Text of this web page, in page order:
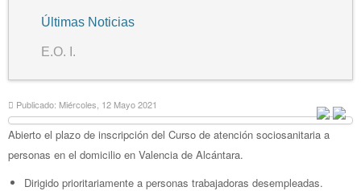
Últimas Noticias
E.O. I.
Publicado: Miércoles, 12 Mayo 2021
Abierto el plazo de inscripción del Curso de atención sociosanitaria a
personas en el domicilio en Valencia de Alcántara.
Dirigido prioritariamente a personas trabajadoras desempleadas.